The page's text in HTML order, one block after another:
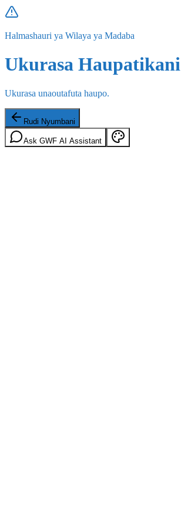
Halmashauri ya Wilaya ya Madaba
Ukurasa Haupatikani
Ukurasa unaoutafuta haupo.
Rudi Nyumbani
Ask GWF AI Assistant